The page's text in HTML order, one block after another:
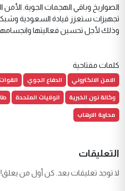
الصواريخ وباقي الهجمات الجوية. الأمن
تجهيزات ستعزز قيادة السعودية
وذلك لأجل تحسين فعاليتها
كلمات مفتاحية
الامن الالكتروني الدفاع الجوي
وكالة نون الخبرية
الولايات المتحدة
محاربة الارهاب
التعليقات
لا توجد تعليقات بعد. كن أول من يعلق!